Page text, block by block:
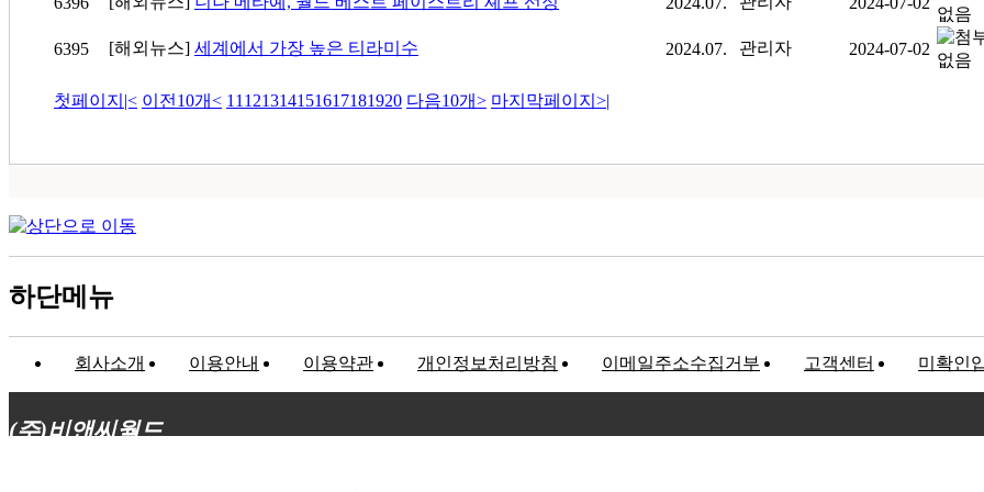
6395 [해외뉴스] 세계에서 가장 높은 티라미수 2024.07. 관리자 2024-07-02
첫페이지 |< 이전10개< 11 121314151617181920 다음10개> 마지막페이지 >|
하단메뉴
회사소개 이용안내 이용약관 개인정보처리방침 이메일주소수집거부 고객센터 미확인
(주)비앤씨월드